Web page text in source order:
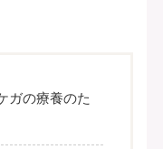
ガの療養のた